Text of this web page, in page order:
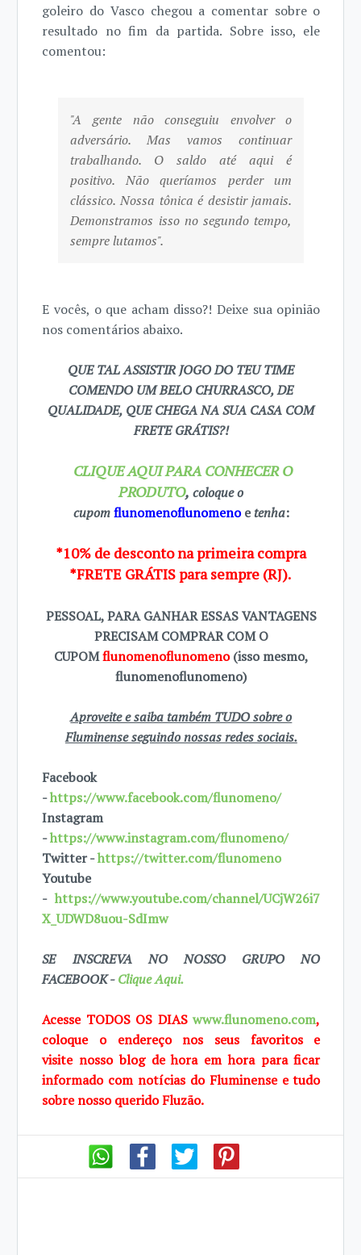
goleiro do Vasco chegou a comentar sobre o
resultado no fim da partida. Sobre isso, ele
comentou:
"A gente não conseguiu envolver o
adversário. Mas vamos continuar
trabalhando. O saldo até aqui é
positivo. Não queríamos perder um
clássico. Nossa tônica é desistir jamais.
Demonstramos isso no segundo tempo,
sempre lutamos".
E vocês, o que acham disso?! Deixe sua opinião
nos comentários abaixo.
QUE TAL ASSISTIR JOGO DO TEU TIME
COMENDO UM BELO CHURRASCO, DE
QUALIDADE, QUE CHEGA NA SUA CASA COM
FRETE GRÁTIS?!
CLIQUE AQUI PARA CONHECER O
PRODUTO, coloque o
cupomflunomenoflunomenoe tenha:
*10% de desconto na primeira compra
*FRETE GRÁTIS para sempre (RJ).
PESSOAL, PARA GANHAR ESSAS VANTAGENS
PRECISAM COMPRAR COM O
CUPOMflunomenoflunomeno(isso mesmo,
flunomenoflunomeno)
Aproveite e saiba também TUDO sobre o
Fluminense seguindo nossas redes sociais.
Facebook
-https://www.facebook.com/flunomeno/
Instagram
-https://www.instagram.com/flunomeno/
Twitter -https://twitter.com/flunomeno
Youtube
-https://www.youtube.com/channel/UCjW26i7
X_UDWD8uou-SdImw
SE INSCREVA NO NOSSO GRUPO NO
FACEBOOK -Clique Aqui.
Acesse TODOS OS DIASwww.flunomeno.com,
coloque o endereço nos seus favoritos e
visite nosso blog de hora em hora para ficar
informado com notícias do Fluminense e tudo
sobrenosso querido Fluzão.